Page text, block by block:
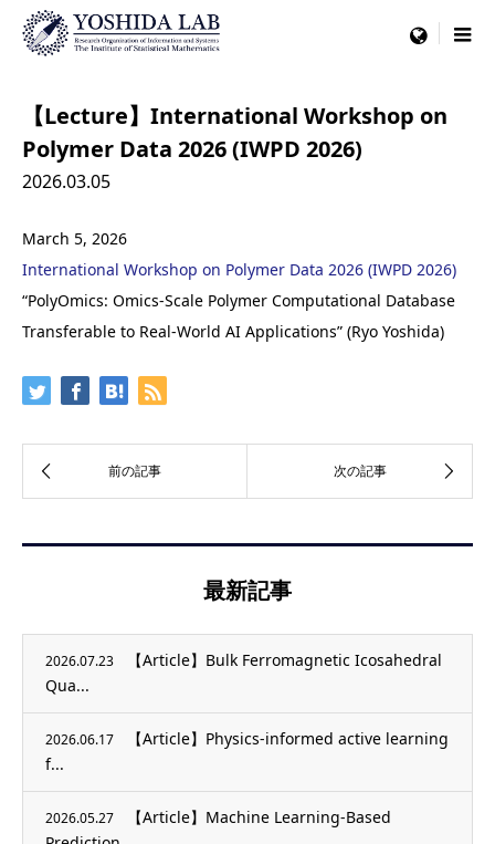
menu
【Lecture】International Workshop on
Polymer Data 2026 (IWPD 2026)
2026.03.05
March 5, 2026
International Workshop on Polymer Data 2026 (IWPD 2026)
“PolyOmics: Omics-Scale Polymer Computational Database
Transferable to Real-World AI Applications” (Ryo Yoshida)
最新記事
2026.07.23
【Article】Bulk Ferromagnetic Icosahedral
Qua...
2026.06.17
【Article】Physics-informed active learning
f...
2026.05.27
【Article】Machine Learning-Based